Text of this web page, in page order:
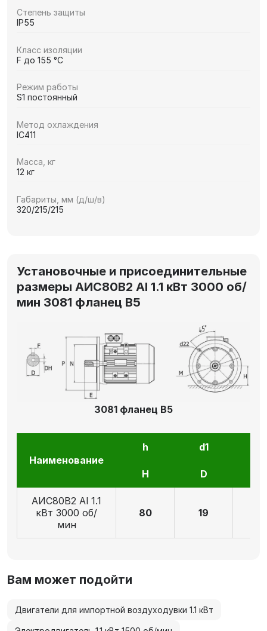
Степень защиты
IP55
Класс изоляции
F до 155 °C
Режим работы
S1 постоянный
Метод охлаждения
IC411
Масса, кг
12 кг
Габариты, мм (д/ш/в)
320/215/215
Установочные и присоединительные
размеры АИС80В2 Al 1.1 кВт 3000 об/
мин 3081 фланец В5
3081 фланец В5
Наименование
h d1
H D
АИС80В2 Al 1.1
кВт 3000 об/
мин
80 19
Вам может подойти
Двигатели для импортной воздуходувки 1.1 кВт